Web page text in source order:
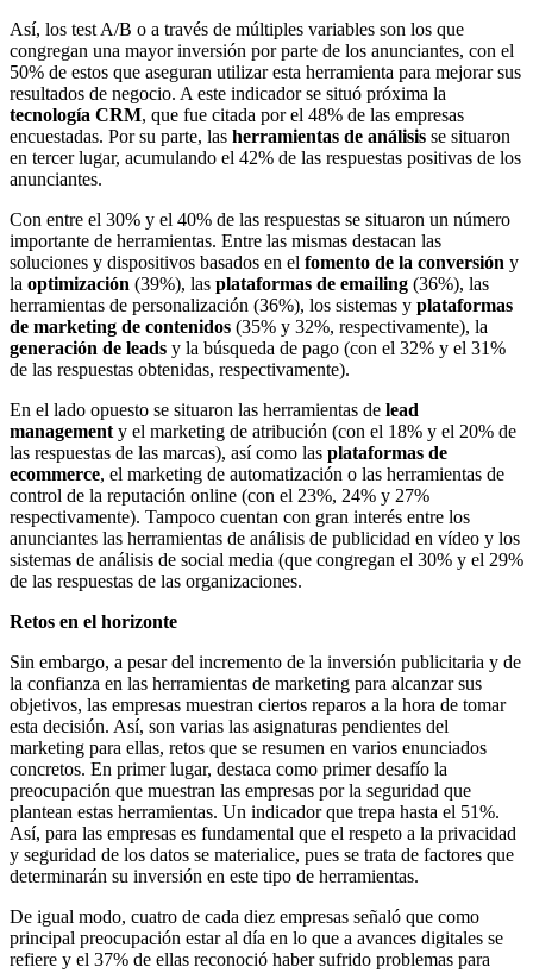
Así, los test A/B o a través de múltiples variables son los que
congregan una mayor inversión por parte de los anunciantes, con el
50% de estos que aseguran utilizar esta herramienta para mejorar sus
resultados de negocio. A este indicador se situó próxima la
tecnología CRM, que fue citada por el 48% de las empresas
encuestadas. Por su parte, las herramientas de análisis se situaron
en tercer lugar, acumulando el 42% de las respuestas positivas de los
anunciantes.
Con entre el 30% y el 40% de las respuestas se situaron un número
importante de herramientas. Entre las mismas destacan las
soluciones y dispositivos basados en el fomento de la conversión y
la optimización (39%), las plataformas de emailing (36%), las
herramientas de personalización (36%), los sistemas y plataformas
de marketing de contenidos (35% y 32%, respectivamente), la
generación de leads y la búsqueda de pago (con el 32% y el 31%
de las respuestas obtenidas, respectivamente).
En el lado opuesto se situaron las herramientas de lead
management y el marketing de atribución (con el 18% y el 20% de
las respuestas de las marcas), así como las plataformas de
ecommerce, el marketing de automatización o las herramientas de
control de la reputación online (con el 23%, 24% y 27%
respectivamente). Tampoco cuentan con gran interés entre los
anunciantes las herramientas de análisis de publicidad en vídeo y los
sistemas de análisis de social media (que congregan el 30% y el 29%
de las respuestas de las organizaciones.
Retos en el horizonte
Sin embargo, a pesar del incremento de la inversión publicitaria y de
la confianza en las herramientas de marketing para alcanzar sus
objetivos, las empresas muestran ciertos reparos a la hora de tomar
esta decisión. Así, son varias las asignaturas pendientes del
marketing para ellas, retos que se resumen en varios enunciados
concretos. En primer lugar, destaca como primer desafío la
preocupación que muestran las empresas por la seguridad que
plantean estas herramientas. Un indicador que trepa hasta el 51%.
Así, para las empresas es fundamental que el respeto a la privacidad
y seguridad de los datos se materialice, pues se trata de factores que
determinarán su inversión en este tipo de herramientas.
De igual modo, cuatro de cada diez empresas señaló que como
principal preocupación estar al día en lo que a avances digitales se
refiere y el 37% de ellas reconoció haber sufrido problemas para